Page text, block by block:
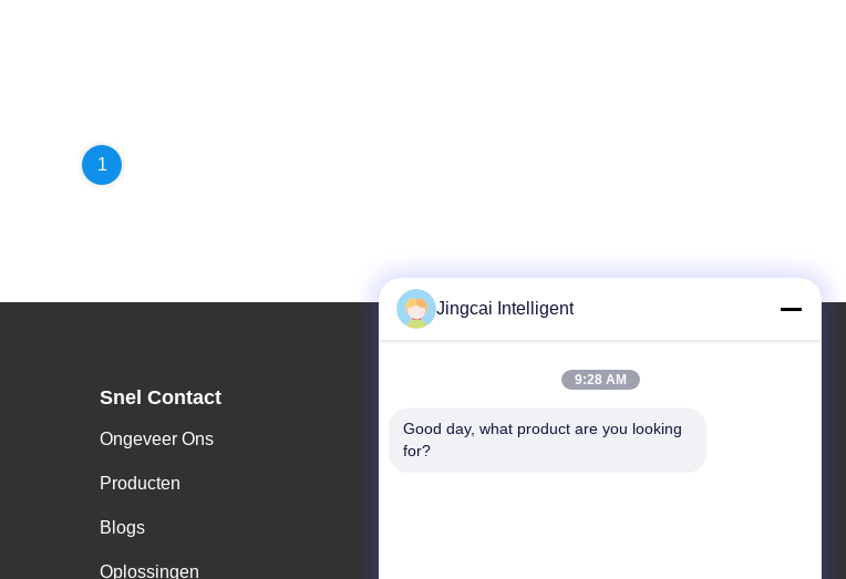
1
Snel Contact
Ongeveer Ons
Producten
Blogs
Oplossingen
Adres
Jingcai Intelligent
9:28 AM
Good day, what product are you looking
for?